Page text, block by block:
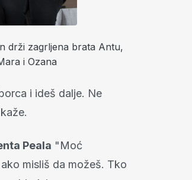
drži zagrljena brata Antu,
i Ozana
i ideš dalje. Ne
Peala "Moć
misliš da možeš. Tko